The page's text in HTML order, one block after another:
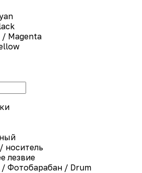
Magenta
носитель
лезвие
Фотобарабан / Drum